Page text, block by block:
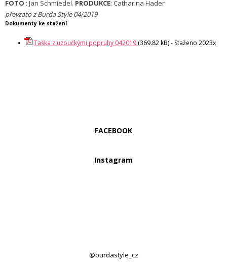
FOTO : Jan Schmiedel. PRODUKCE: Catharina Hader
převzato z Burda Style 04/2019
Dokumenty ke stažení
Taška z uzoučkými popruhy 042019 (369.82 kB) - Staženo 2023x
FACEBOOK
Instagram
@burdastyle_cz